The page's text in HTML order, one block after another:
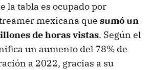
la tabla es ocupado por
mexicana que sumó un
de horas vistas. Según el
un aumento del 78% de
a 2022, gracias a su